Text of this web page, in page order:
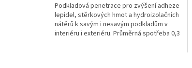
Podkladová penetrace pro zvýšení adheze
lepidel, stěrkových hmot a hydroizolačních
nátěrů k savým i nesavým podkladům v
interiéru i exteriéru. Průměrná spotřeba 0,3